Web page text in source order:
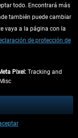
contrario
plazos de envío para los
de envío
todo. Encontrará más
también puede cambiar
vaya a la página con la
de protección de
Pixel: Tracking and